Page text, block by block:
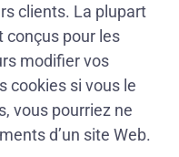
clients. La plupart
conçus pour les
modifier vos
cookies si vous le
vous pourriez ne
d’un site Web.